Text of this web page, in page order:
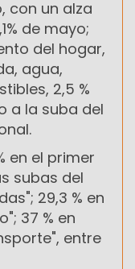
con un alza
de mayo;
del hogar,
agua,
2,5 %
a la suba del
en el primer
subas del
29,3 % en
37 % en
entre